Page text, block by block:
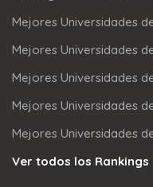
Mejores Universidades
Mejores Universidades
Mejores Universidades
Mejores Universidades
Mejores Universidades
Ver todos los Rankings